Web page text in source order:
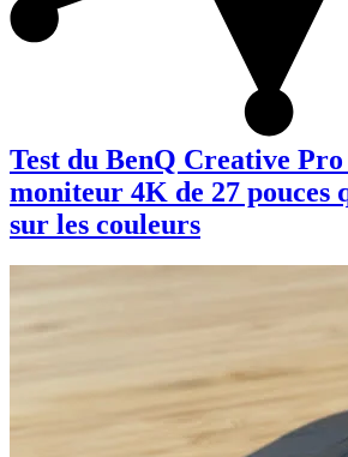
Test du BenQ Creative
moniteur 4K de 27 pouces
sur les couleurs